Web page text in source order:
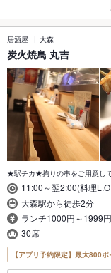
居酒屋 大森
炭火焼鳥 丸吉
★駅チカ★拘りの串をご用意し
11:00～翌2:00(料理
大森駅から徒歩2分
ランチ1000円～1999
30席
【アプリ予約限定】最大800